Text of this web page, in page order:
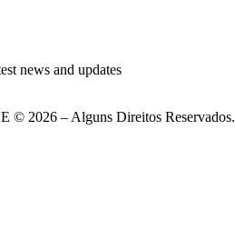
news and updates
2026 – Alguns Direitos Reservados.